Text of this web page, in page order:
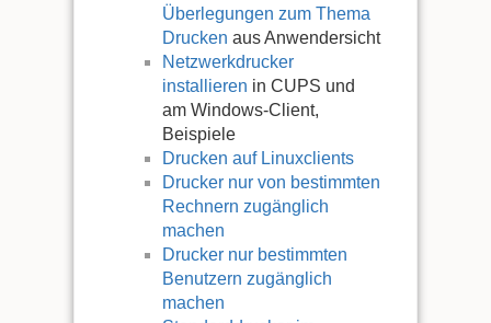
Überlegungen zum Thema
Drucken aus Anwendersicht
Netzwerkdrucker
installieren in CUPS und
am Windows-Client,
Beispiele
Drucken auf Linuxclients
Drucker nur von bestimmten
Rechnern zugänglich
machen
Drucker nur bestimmten
Benutzern zugänglich
machen